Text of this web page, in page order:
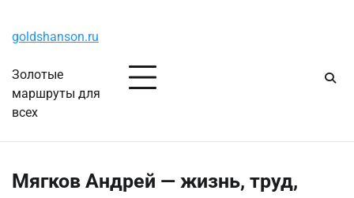
содержимому
goldshanson.ru
Золотые
маршруты для
всех
Мягков Андрей — жизнь, труд,